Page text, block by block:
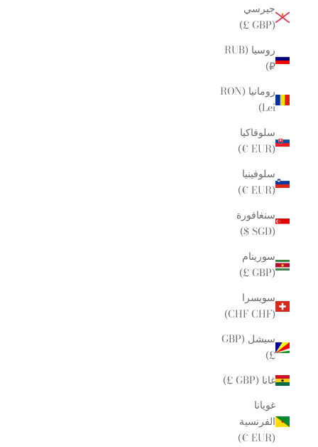
جيرسي
(GBP £)
روسيا (RUB
₽)
رومانيا (RON
Lei)
سلوفاكيا
(EUR €)
سلوفينيا
(EUR €)
سنغافورة
(SGD $)
سورينام
(GBP £)
سويسرا
(CHF CHF)
سيشل (GBP
£)
غانا (GBP £)
غويانا
الفرنسية
(EUR €)